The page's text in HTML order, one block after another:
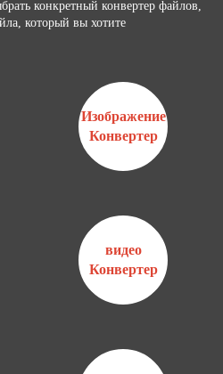
конкретный конвертер файлов,
который вы хотите
Изображение
Конвертер
видео
Конвертер